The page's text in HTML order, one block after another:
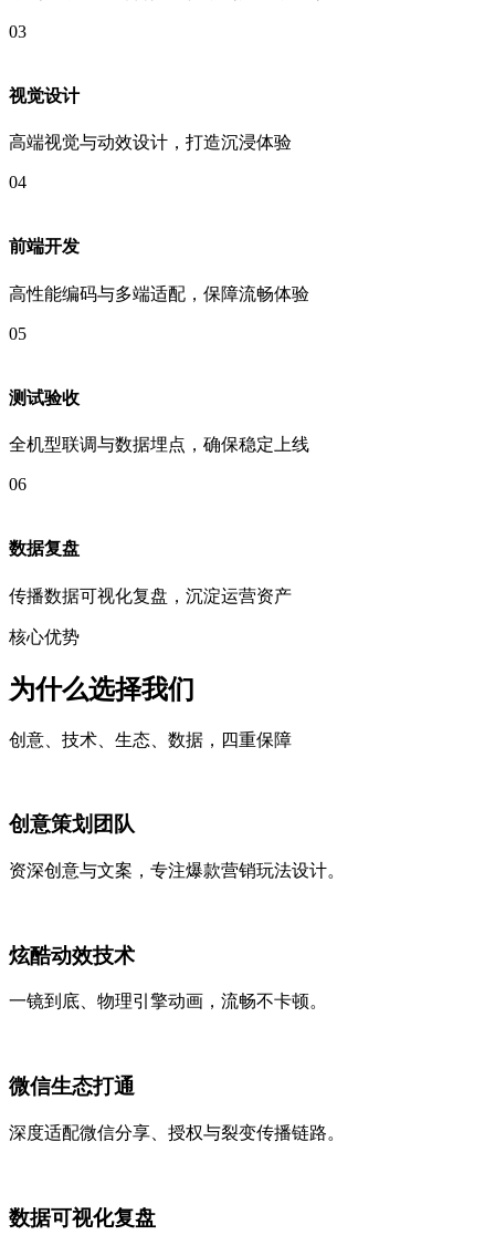
03
视觉设计
高端视觉与动效设计，打造沉浸体验
04
前端开发
高性能编码与多端适配，保障流畅体验
05
测试验收
全机型联调与数据埋点，确保稳定上线
06
数据复盘
传播数据可视化复盘，沉淀运营资产
核心优势
为什么选择我们
创意、技术、生态、数据，四重保障
创意策划团队
资深创意与文案，专注爆款营销玩法设计。
炫酷动效技术
一镜到底、物理引擎动画，流畅不卡顿。
微信生态打通
深度适配微信分享、授权与裂变传播链路。
数据可视化复盘